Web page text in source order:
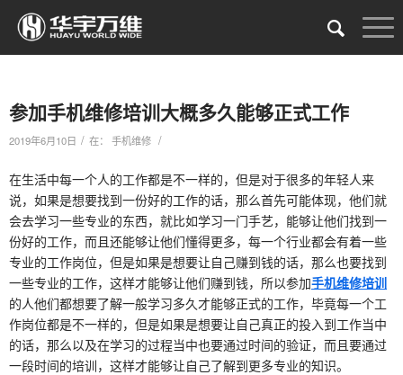
参加手机维修培训大概多久能够正式工作
2019年6月10日 / 在： 手机维修 /
在生活中每一个人的工作都是不一样的，但是对于很多的年轻人来
说，如果是想要找到一份好的工作的话，那么首先可能体现，他们就
会去学习一些专业的东西，就比如学习一门手艺，能够让他们找到一
份好的工作，而且还能够让他们懂得更多，每一个行业都会有着一些
专业的工作岗位，但是如果是想要让自己赚到钱的话，那么也要找到
一些专业的工作，这样才能够让他们赚到钱，所以参加手机维修培训
的人他们都想要了解一般学习多久才能够正式的工作，毕竟每一个工
作岗位都是不一样的，但是如果是想要让自己真正的投入到工作当中
的话，那么以及在学习的过程当中也要通过时间的验证，而且要通过
一段时间的培训，这样才能够让自己了解到更多专业的知识。